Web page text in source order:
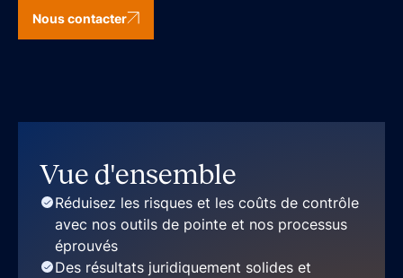
Nous contacter
Vue d'ensemble
Réduisez les risques et les coûts de contrôle
avec nos outils de pointe et nos processus
éprouvés
Des résultats juridiquement solides et